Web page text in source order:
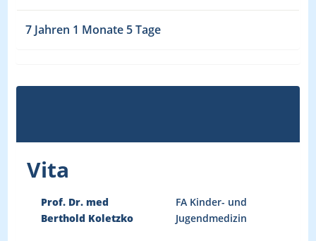
7 Jahren 1 Monate 5 Tage
Vita
Prof. Dr. med
Berthold Koletzko
FA Kinder- und
Jugendmedizin